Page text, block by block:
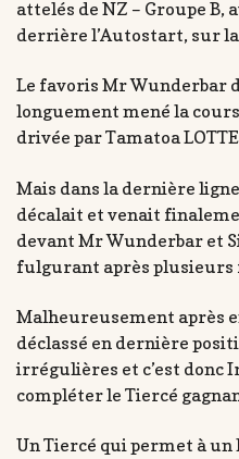
attelés de NZ – Groupe B,
derrière l’Autostart, sur la
Le favoris Mr Wunderbar
longuement mené la
drivée par Tamatoa
Mais dans la dernière
décalait et venait
devant Mr Wunderbar et
fulgurant après plusieurs
Malheureusement après
déclassé en dernière
irrégulières et c’est donc
compléter le Tiercé
Un Tiercé qui permet à